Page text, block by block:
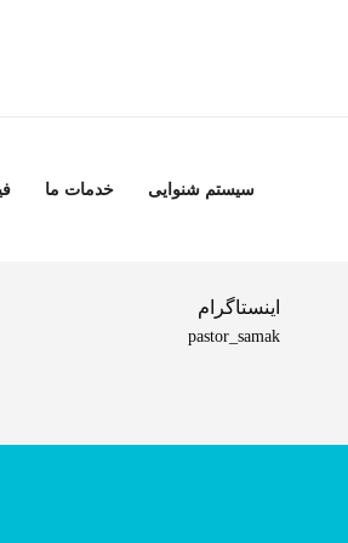
سیستم شنوایی خدمات ما
اینستاگرام
pastor_samak